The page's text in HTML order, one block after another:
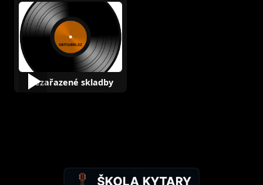
Nezařazené skladby